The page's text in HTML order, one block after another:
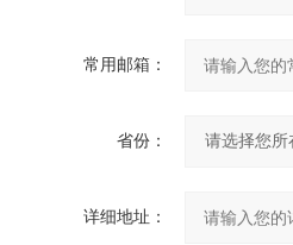
常用邮箱：
省份：
详细地址：